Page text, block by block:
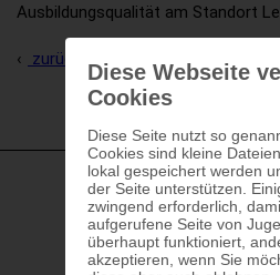
Diese Webseite
Cookies
Diese Seite nutzt so
Cookies sind kleine
lokal gespeichert werden
der Seite unterstützen.
zwingend erforderlich,
aufgerufene Seite von
überhaupt funktioniert,
akzeptieren, wenn Sie
Ausbildungsqualität am Standort
zurück zur Übersicht